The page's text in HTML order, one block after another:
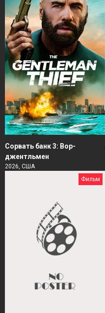
Сорвать банк 3: Вор-
джентльмен
2026, США
Фильм